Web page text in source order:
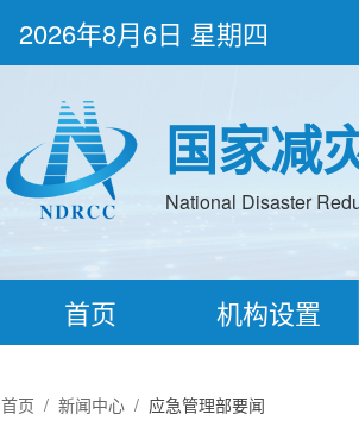
2026年8月6日 星期四
国家减
National Disaster
首页 机构设置
首页 / 新闻中心/ 应急管理部要闻